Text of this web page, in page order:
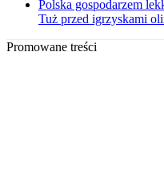
Polska gospodarzem
Tuż przed igrzyskami
Promowane treści